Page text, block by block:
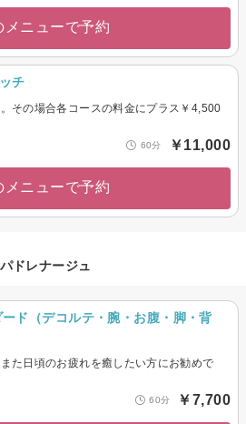
メニューで予約
チ
その場合各コースの料金にプラス￥4,500
60分 ￥11,000
メニューで予約
ドレナージュ
ド（デコルテ・腕・お腹・脚・背
た日頃のお疲れを癒したい方にお勧めで
60分 ￥7,700